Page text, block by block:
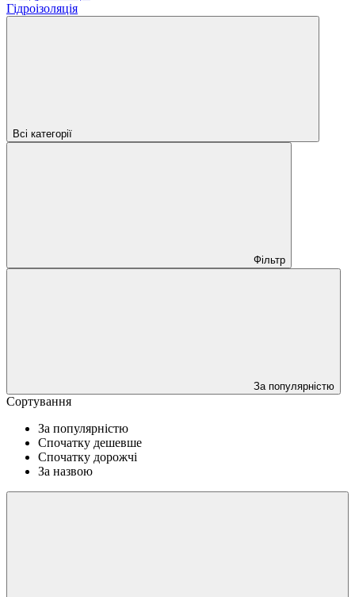
Гідроізоляція
Всі категорії
Фільтр
За популярністю
Сортування
За популярністю
Спочатку дешевше
Спочатку дорожчі
За назвою